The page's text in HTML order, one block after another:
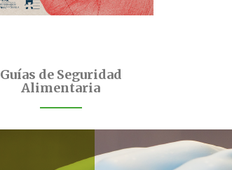
Guías de Seguridad
Alimentaria